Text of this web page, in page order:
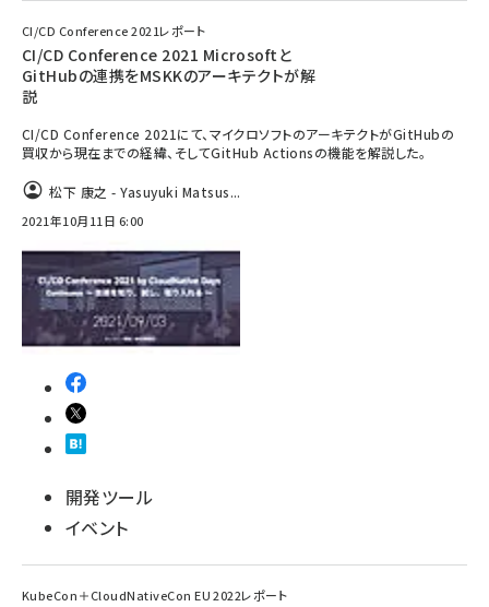
CI/CD Conference 2021レポート
CI/CD Conference 2021 Microsoftと
GitHubの連携をMSKKのアーキテクトが解
説
CI/CD Conference 2021にて、マイクロソフトのアーキテクトがGitHubの
買収から現在までの経緯、そしてGitHub Actionsの機能を解説した。
松下 康之 - Yasuyuki Matsus...
2021年10月11日 6:00
開発ツール
イベント
KubeCon＋CloudNativeCon EU 2022レポート